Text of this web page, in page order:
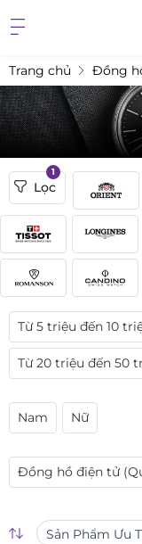
Trang chủ Đồng
Lọc
1
Từ 5 triệu đến 10
Từ 20 triệu đến 50
Nam Nữ
Đồng hồ điện tử
Sản Phẩm Ưu